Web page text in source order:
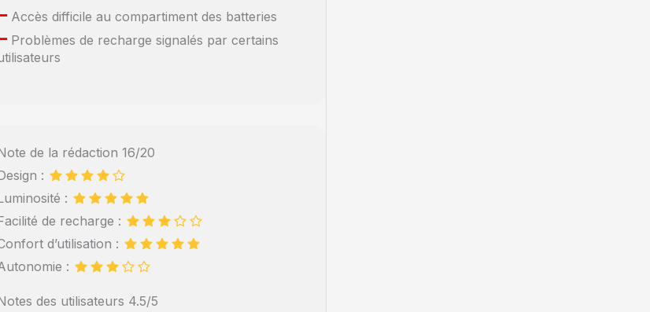
Accès difficile au compartiment des batteries
Problèmes de recharge signalés par certains
de la rédaction 16/20
:
:
de recharge :
d’utilisation :
:
des utilisateurs 4.5/5